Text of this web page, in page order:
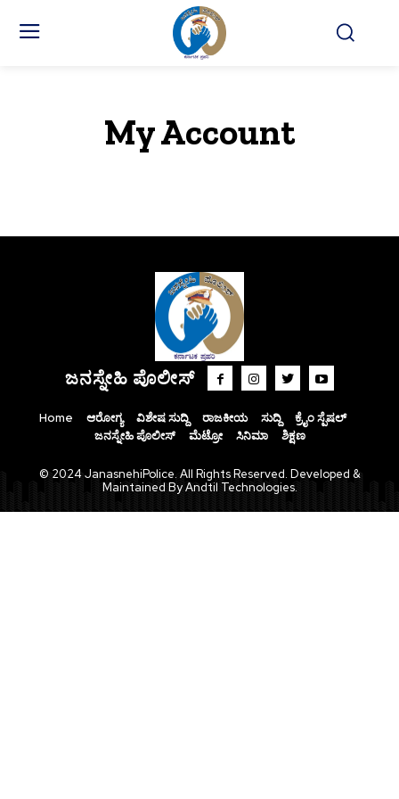
My Account
ಜನಸ್ನೇಹಿ ಪೊಲೀಸ್
Home ಆರೋಗ್ಯ ವಿಶೇಷ ಸುದ್ದಿ ರಾಜಕೀಯ ಸುದ್ದಿ
ಕ್ರೈಂ ಸ್ಪೆಷಲ್
ಜನಸ್ನೇಹಿ ಪೊಲೀಸ್
ಮೆಟ್ರೋ ಸಿನಿಮಾ ಶಿಕ್ಷಣ
© 2024 JanasnehiPolice. All Rights Reserved. Developed &
Maintained By Andtil Technologies.